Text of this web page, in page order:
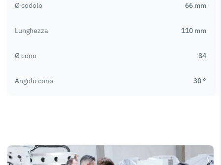
Ø codolo 66 mm
Lunghezza 110 mm
Ø cono 84
Angolo cono 30 °